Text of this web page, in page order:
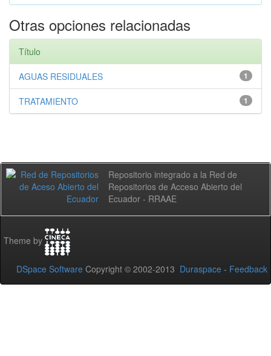
Otras opciones relacionadas
Título
1
AGUAS RESIDUALES
1
TRATAMIENTO
Repositorio integrado a la Red de
Repositorios de Acceso Abierto del
Ecuador - RRAAE
Theme by
DSpace Software Copyright © 2002-2013 Duraspace - Feedback